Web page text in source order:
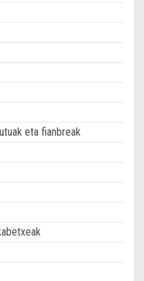
eta fianbreak